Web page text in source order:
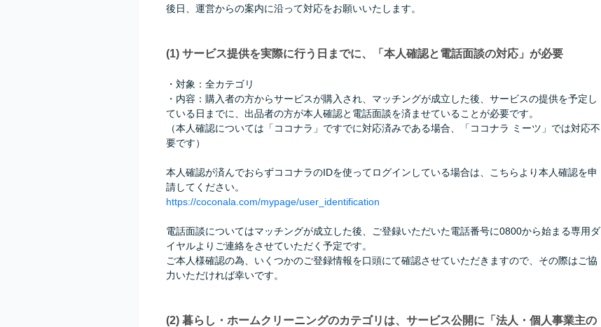
後日、運営からの案内に沿って対応をお願いいたします。
(1) サービス提供を実際に行う日までに、「本人確認と電話面談の対応」が必要
・対象：全カテゴリ
・内容：購入者の方からサービスが購入され、マッチングが成立した後、サービスの提供を予定し
ている日までに、出品者の方が本人確認と電話面談を済ませていることが必要です。
（本人確認については「ココナラ」ですでに対応済みである場合、「ココナラ ミーツ」では対応不
要です）
本人確認が済んでおらずココナラのIDを使ってログインしている場合は、こちらより本人確認を申
請してください。
https://coconala.com/mypage/user_identification
電話面談についてはマッチングが成立した後、ご登録いただいた電話番号に0800から始まる専用ダ
イヤルよりご連絡をさせていただく予定です。
ご本人様確認の為、いくつかのご登録情報を口頭にて確認させていただきますので、その際はご協
力いただければ幸いです。
(2) 暮らし・ホームクリーニングのカテゴリは、サービス公開に「法人・個人事業主の